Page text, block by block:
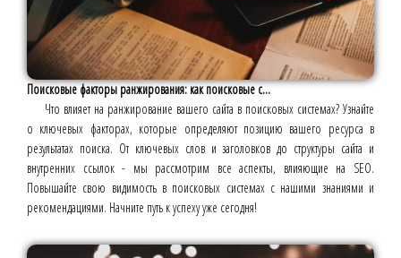
Поисковые факторы ранжирования: как поисковые с...
Что влияет на ранжирование вашего сайта в поисковых системах? Узнайте
о ключевых факторах, которые определяют позицию вашего ресурса в
результатах поиска. От ключевых слов и заголовков до структуры сайта и
внутренних ссылок - мы рассмотрим все аспекты, влияющие на SEO.
Повышайте свою видимость в поисковых системах с нашими знаниями и
рекомендациями. Начните путь к успеху уже сегодня!